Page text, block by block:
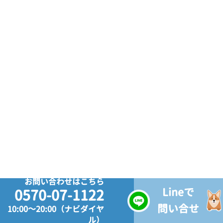
お問い合わせはこちら
0570-07-1122
10:00～20:00（ナビダイヤ
ル）
Lineで
問い合せ